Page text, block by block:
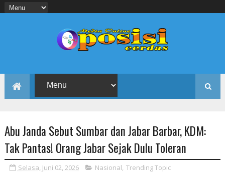
Abu Janda Sebut Sumbar dan Jabar Barbar, KDM:
Tak Pantas! Orang Jabar Sejak Dulu Toleran
Selasa, Juni 02, 2026 Nasional, Trending Topic